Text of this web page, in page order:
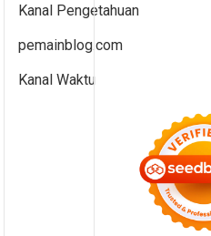
Kanal Pengetahuan
pemainblog.com
Kanal Waktu